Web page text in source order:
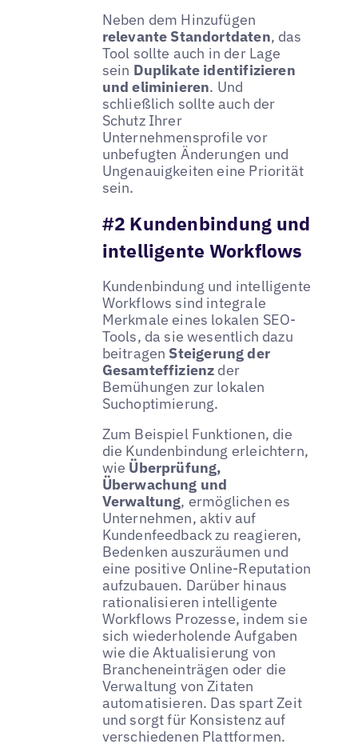
Neben dem Hinzufügen
relevante Standortdaten, das
Tool sollte auch in der Lage
sein Duplikate identifizieren
und eliminieren. Und
schließlich sollte auch der
Schutz Ihrer
Unternehmensprofile vor
unbefugten Änderungen und
Ungenauigkeiten eine Priorität
sein.
#2 Kundenbindung und
intelligente Workflows
Kundenbindung und intelligente
Workflows sind integrale
Merkmale eines lokalen SEO-
Tools, da sie wesentlich dazu
beitragen Steigerung der
Gesamteffizienz der
Bemühungen zur lokalen
Suchoptimierung.
Zum Beispiel Funktionen, die
die Kundenbindung erleichtern,
wie Überprüfung,
Überwachung und
Verwaltung, ermöglichen es
Unternehmen, aktiv auf
Kundenfeedback zu reagieren,
Bedenken auszuräumen und
eine positive Online-Reputation
aufzubauen. Darüber hinaus
rationalisieren intelligente
Workflows Prozesse, indem sie
sich wiederholende Aufgaben
wie die Aktualisierung von
Brancheneinträgen oder die
Verwaltung von Zitaten
automatisieren. Das spart Zeit
und sorgt für Konsistenz auf
verschiedenen Plattformen.